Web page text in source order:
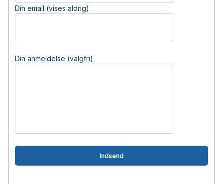
Din email (vises aldrig)
Din anmeldelse (valgfri)